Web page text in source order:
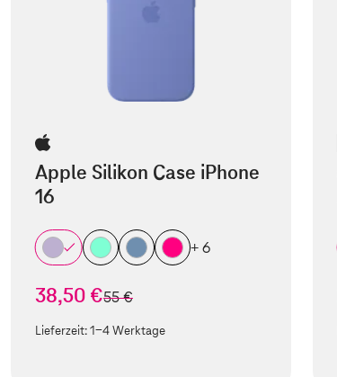
Apple Silikon Case iPhone
16
+ 6
38,50 €statt
55 €
Lieferzeit:1-4 Werktage